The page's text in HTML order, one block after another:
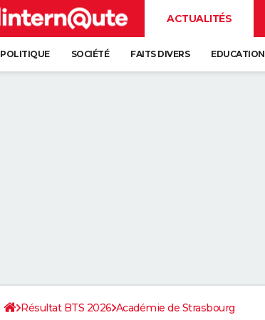
ACTUALITÉS
POLITIQUE SOCIÉTÉ FAITS DIVERS EDUCATION
Résultat BTS 2026 Académie de Strasbourg